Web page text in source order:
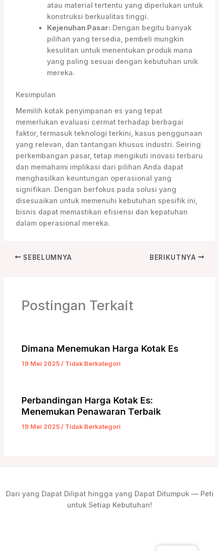
atau material tertentu yang diperlukan untuk
konstruksi berkualitas tinggi.
Kejenuhan Pasar: Dengan begitu banyak
pilihan yang tersedia, pembeli mungkin
kesulitan untuk menentukan produk mana
yang paling sesuai dengan kebutuhan unik
mereka.
Kesimpulan
Memilih kotak penyimpanan es yang tepat
memerlukan evaluasi cermat terhadap berbagai
faktor, termasuk teknologi terkini, kasus penggunaan
yang relevan, dan tantangan khusus industri. Seiring
perkembangan pasar, tetap mengikuti inovasi terbaru
dan memahami implikasi dari pilihan Anda dapat
menghasilkan keuntungan operasional yang
signifikan. Dengan berfokus pada solusi yang
disesuaikan untuk memenuhi kebutuhan spesifik ini,
bisnis dapat memastikan efisiensi dan kepatuhan
dalam operasional mereka.
SEBELUMNYA BERIKUTNYA
Postingan Terkait
Dimana Menemukan Harga Kotak Es
19 Mei 2025/ Tidak Berkategori
Perbandingan Harga Kotak Es:
Menemukan Penawaran Terbaik
19 Mei 2025/ Tidak Berkategori
Dari yang Dapat Dilipat hingga yang Dapat Ditumpuk — Peti
untuk Setiap Kebutuhan!